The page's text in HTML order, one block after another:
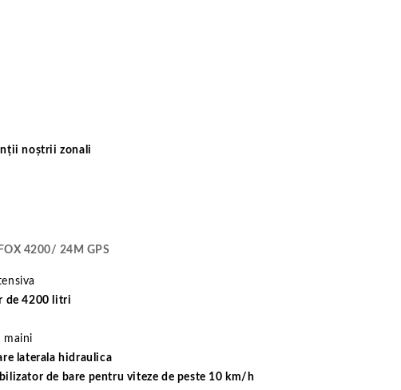
noștrii zonali
4200/ 24M GPS
de 4200 litri
maini
laterala hidraulica
de bare pentru viteze de peste 10 km/h